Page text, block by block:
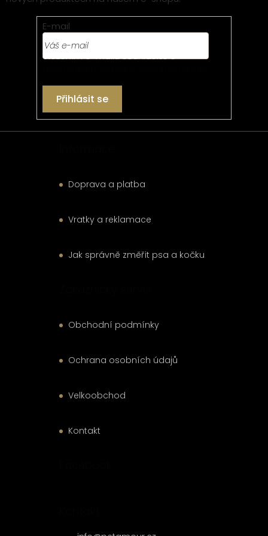
a
E-mail
Vložením e-mailu souhlasíte s
Přihlásit se
Doprava a platba
Vratky a reklamace
Jak správně změřit psa a kočku
Obchodní podmínky
Ochrana osobních údajů
Velkoobchod
Kontakt